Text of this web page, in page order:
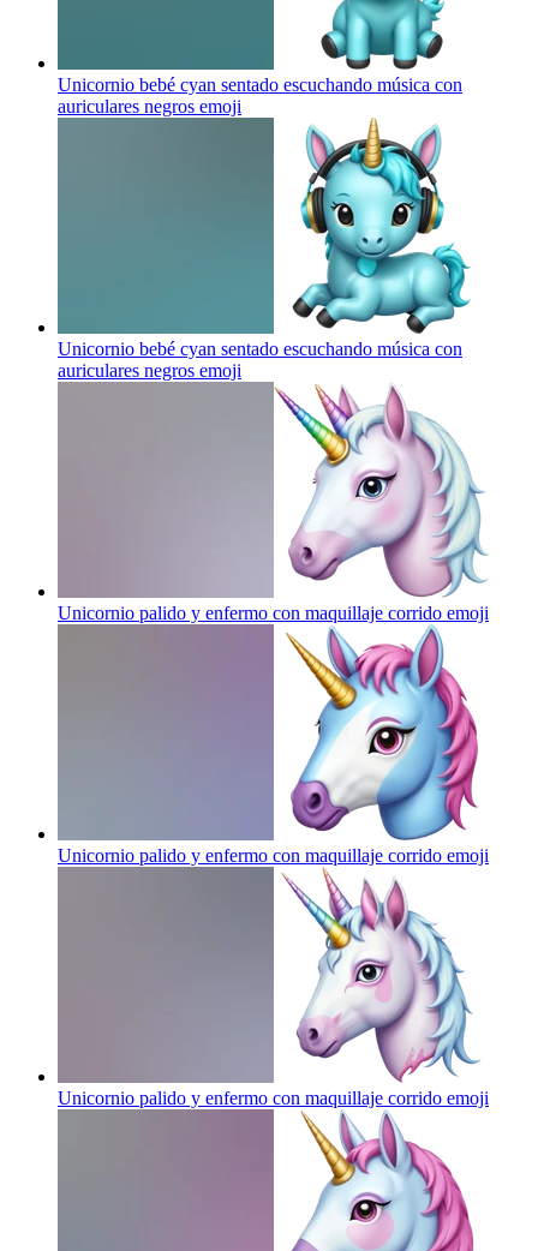
Unicornio bebé cyan sentado escuchando música con
auriculares negros emoji
Unicornio bebé cyan sentado escuchando música con
auriculares negros emoji
Unicornio palido y enfermo con maquillaje corrido emoji
Unicornio palido y enfermo con maquillaje corrido emoji
Unicornio palido y enfermo con maquillaje corrido emoji